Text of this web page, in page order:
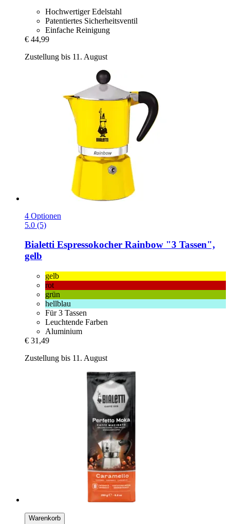
Hochwertiger Edelstahl
Patentiertes Sicherheitsventil
Einfache Reinigung
€ 44,99
Zustellung bis 11. August
4 Optionen
5.0 (5)
Bialetti Espressokocher Rainbow "3 Tassen",
gelb
gelb
rot
grün
hellblau
Für 3 Tassen
Leuchtende Farben
Aluminium
€ 31,49
Zustellung bis 11. August
Warenkorb